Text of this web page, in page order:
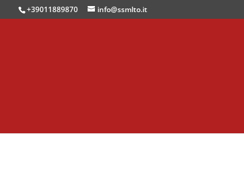
+39011889870 info@ssmlto.it